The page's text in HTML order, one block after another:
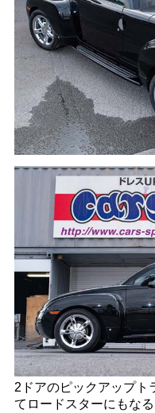
2ドアのピックアップト
てロードスターにもな